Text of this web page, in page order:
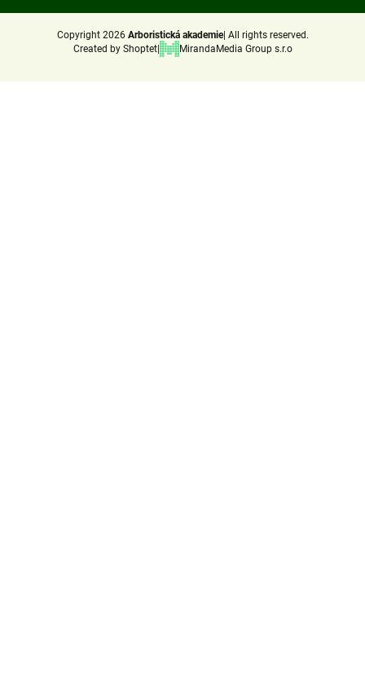
Created by Shoptet MirandaMedia Group s.r.o
Copyright 2026 Arboristická akademie All rights reserved.